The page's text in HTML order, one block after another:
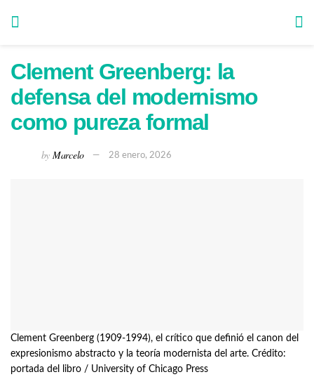
Clement Greenberg: la
defensa del modernismo
como pureza formal
by Marcelo 28 enero, 2026
Clement Greenberg (1909-1994), el crítico que definió el canon del
expresionismo abstracto y la teoría modernista del arte. Crédito:
portada del libro / University of Chicago Press